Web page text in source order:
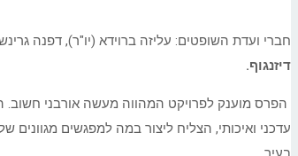
חברי ועדת השופטים: עליזה ברוידא (יו"ר), דפנה
דיזנגוף.
הפרס מוענק לפרויקט המהווה מעשה אורבני חשוב.
עדכני ואיכותי, הצליח ליצור במה למפגשים מגוונים